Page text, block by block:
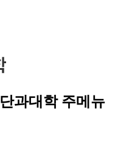
과대학 주메뉴